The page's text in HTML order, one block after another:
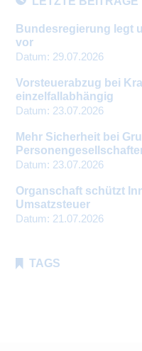
Bundesregierung legt
vor
Datum: 29.07.2026
Vorsteuerabzug bei
einzelfallabhängig
Datum: 23.07.2026
Mehr Sicherheit bei
Datum: 23.07.2026
Organschaft schützt
Umsatzsteuer
Datum: 21.07.2026
TAGS